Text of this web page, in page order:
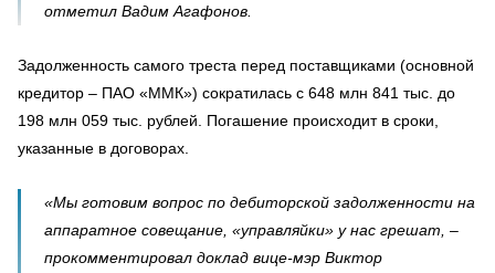
отметил Вадим Агафонов.
Задолженность самого треста перед поставщиками (основной
кредитор – ПАО «ММК») сократилась с 648 млн 841 тыс. до
198 млн 059 тыс. рублей. Погашение происходит в сроки,
указанные в договорах.
«Мы готовим вопрос по дебиторской задолженности на
аппаратное совещание, «управляйки» у нас грешат, –
прокомментировал доклад вице-мэр Виктор